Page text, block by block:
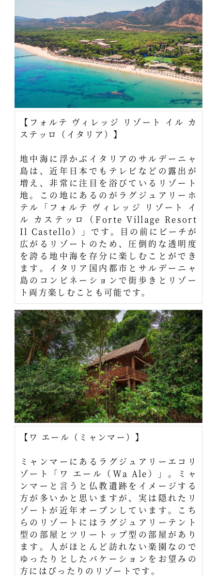
【フォルテ ヴィレッジ リゾート イル カ
ステッロ（イタリア）】
地中海に浮かぶイタリアのサルデーニャ
島は、近年日本でもテレビなどの露出が
増え、非常に注目を浴びているリゾート
地。この地にあるのがラグジュアリーホ
テル「フォルテ ヴィレッジ リゾート イ
ル カステッロ（Forte Village Resort
Il Castello）」です。目の前にビーチが
広がるリゾートのため、圧倒的な透明度
を誇る地中海を存分に楽しむことができ
ます。イタリア国内都市とサルデーニャ
島のコンビネーションで街歩きとリゾー
ト両方楽しむことも可能です。
【ワ エール（ミャンマー）】
ミャンマーにあるラグジュアリーエコリ
ゾート「ワ エール（Wa Ale）」。ミャ
ンマーと言うと仏教遺跡をイメージする
方が多いかと思いますが、実は隠れたリ
ゾートが近年オープンしています。こち
らのリゾートにはラグジュアリーテント
型の部屋とツリートップ型の部屋があり
ます。人がほとんど訪れない楽園なので
ゆったりとしたバケーションをお望みの
方にはぴったりのリゾートです。